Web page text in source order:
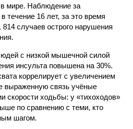
мире. Наблюдение за
течение 16 лет, за это время
случаев острого нарушения
с низкой мышечной силой
инсульта повышена на 30%.
коррелирует с увеличением
выраженную связь учёные
скорости ходьбы: у «тихоходов»
по сравнению с теми, кто
шагом.